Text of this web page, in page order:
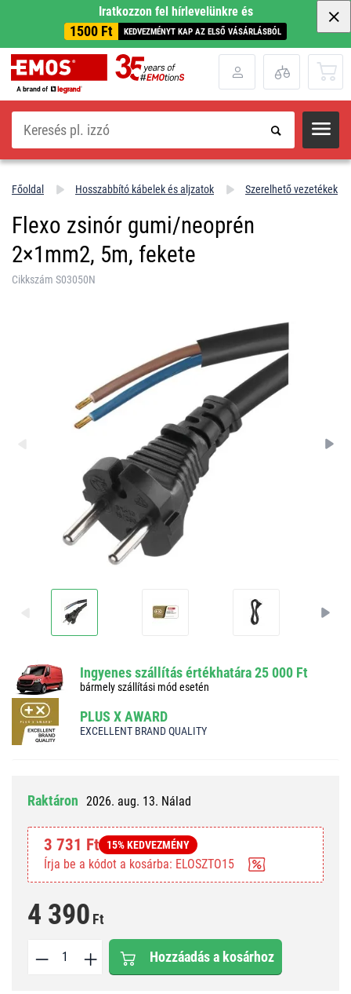
Iratkozzon fel hírlevelünkre és
1500 Ft KEDVEZMÉNYT KAP AZ ELSŐ VÁSÁRLÁSBÓL
Keresés
Főoldal Hosszabbító kábelek és aljzatok Szerelhető vezetékek
Flexo zsinór gumi/neoprén
2×1mm2, 5m, fekete
Cikkszám S03050N
Ingyenes szállítás értékhatára 25 000 Ft
bármely szállítási mód esetén
PLUS X AWARD
EXCELLENT BRAND QUALITY
Raktáron 2026. aug. 13. Nálad
3 731 Ft 15% KEDVEZMÉNY
Írja be a kódot a kosárba: ELOSZTO15
4 390 Ft
Hozzáadás a kosárhoz